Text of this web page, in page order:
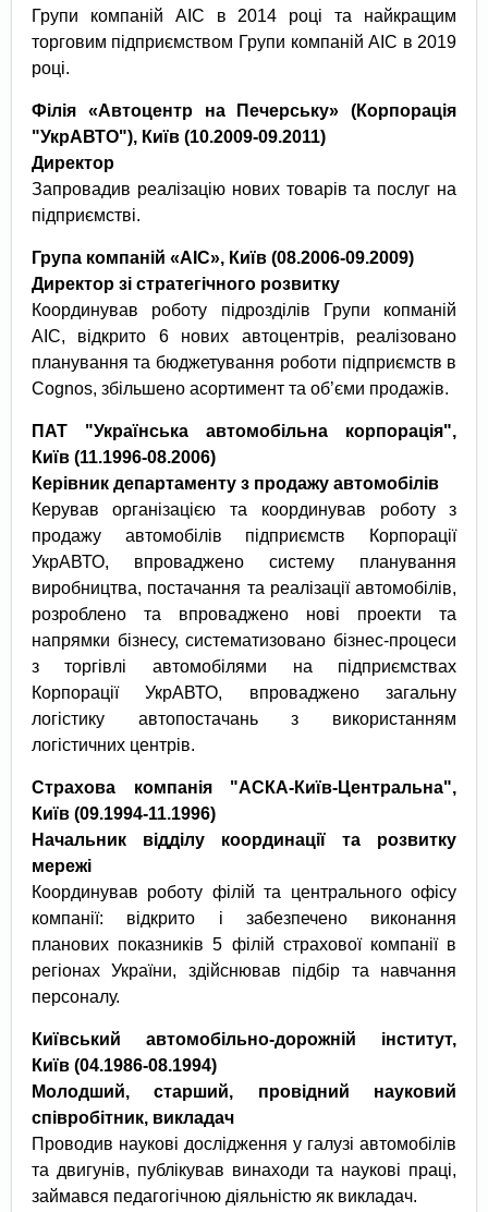
Групи компаній АІС в 2014 році та найкращим
торговим підприємством Групи компаній АІС в 2019
році.
Філія «Автоцентр на Печерську» (Корпорація
"УкрАВТО"), Київ (10.2009-09.2011)
Директор
Запровадив реалізацію нових товарів та послуг на
підприємстві.
Група компаній «АІС», Київ (08.2006-09.2009)
Директор зі стратегічного розвитку
Координував роботу підрозділів Групи копманій
АІС, відкрито 6 нових автоцентрів, реалізовано
планування та бюджетування роботи підприємств в
Cognos, збільшено асортимент та об’єми продажів.
ПАТ "Українська автомобільна корпорація",
Київ (11.1996-08.2006)
Керівник департаменту з продажу автомобілів
Керував організацією та координував роботу з
продажу автомобілів підприємств Корпорації
УкрАВТО, впроваджено систему планування
виробництва, постачання та реалізації автомобілів,
розроблено та впроваджено нові проекти та
напрямки бізнесу, систематизовано бізнес-процеси
з торгівлі автомобілями на підприємствах
Корпорації УкрАВТО, впроваджено загальну
логістику автопостачань з використанням
логістичних центрів.
Страхова компанія "АСКА-Київ-Центральна",
Київ (09.1994-11.1996)
Начальник відділу координації та розвитку
мережі
Координував роботу філій та центрального офісу
компанії: відкрито і забезпечено виконання
планових показників 5 філій страхової компанії в
регіонах України, здійснював підбір та навчання
персоналу.
Київський автомобільно-дорожній інститут,
Київ (04.1986-08.1994)
Молодший, старший, провідний науковий
співробітник, викладач
Проводив наукові дослідження у галузі автомобілів
та двигунів, публікував винаходи та наукові праці,
займався педагогічною діяльністю як викладач.